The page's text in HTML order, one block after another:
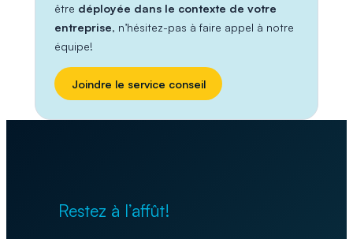
être déployée dans le contexte de votre
entreprise, n’hésitez-pas à faire appel à notre
équipe!
Joindre le service conseil
Restez à l’affût!